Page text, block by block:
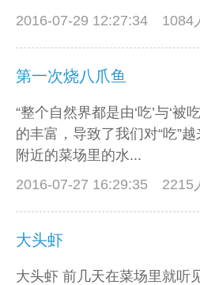
2016-07-29 12:27:34
第一次烧八爪鱼
“整个自然界都是由‘吃’与‘被
的丰富，导致了我们对“吃”
附近的菜场里的水...
2016-07-27 16:29:35
大头虾
大头虾 前几天在菜场里就听